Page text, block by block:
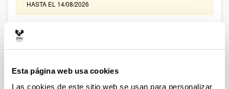
Esta página web usa cookies
Las cookies de este sitio web se usan para personalizar
HASTA EL 14/08/2026
Ayudas para financiación de la adquisición y renovación de
infraestructura científica y fondos bibliográficos en la
UPV/EHU 2026
25/03/2026: Corrección de errores del listado provisional de
solicitudes admitidas y excluidas. 23/03/2026: Relación